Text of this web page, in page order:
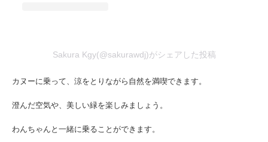
Sakura Kgy(@sakurawdj)がシェアした投稿
カヌーに乗って、涼をとりながら自然を満喫できます。
澄んだ空気や、美しい緑を楽しみましょう。
わんちゃんと一緒に乗ることができます。